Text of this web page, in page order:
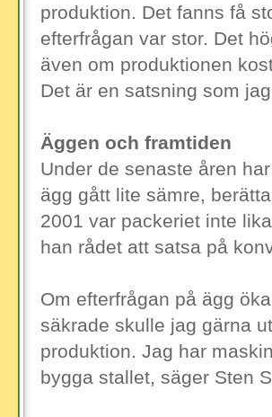
produktion. Det fanns få
efterfrågan var stor. Det
även om produktionen
Det är en satsning som
Äggen och framtiden
Under de senaste åren
ägg gått lite sämre,
2001 var packeriet inte
han rådet att satsa på
Om efterfrågan på ägg
säkrade skulle jag gärna
produktion. Jag har
bygga stallet, säger Sten